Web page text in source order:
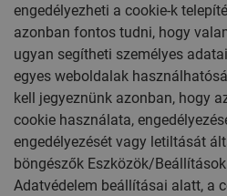
engedélyezheti a cookie-k
azonban fontos tudni, hogy
ugyan segítheti személyes
egyes weboldalak
kell jegyeznünk azonban, hogy
cookie használata,
engedélyezését vagy letiltását
böngészők Eszközök/
Adatvédelem beállításai alatt, a